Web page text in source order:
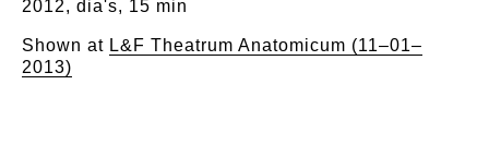
2012, dia's, 15 min
Shown at L&F Theatrum Anatomicum (11–01–
2013)